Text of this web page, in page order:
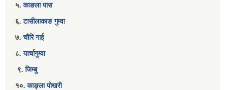
५.काङला पास
६.टासीलाकाङ गुम्वा
७.चौरि गाई
८.यार्चागुम्वा
९.जिम्बु
१०.काङ्ला पोखरी